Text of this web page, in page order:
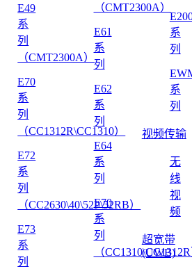
E49
系
列
（CMT2300A）
E70
系
列
（CC1312R\CC1310）
E72
系
列
（CC2630\40\52P\52RB）
E73
系
列
（CMT2300A）
E61
系
列
E62
系
列
E64
系
列
E70
系
列
（
系
列
系
列
视频传输
无
线
视
频
超宽带
(UWB)